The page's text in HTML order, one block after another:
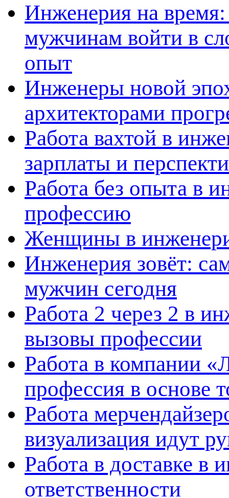
Инженерия на время:
мужчинам войти в
опыт
Инженеры новой
архитекторами
Работа вахтой в
зарплаты и
Работа без опыта в
профессию
Женщины в
Инженерия зовёт:
мужчин сегодня
Работа 2 через 2 в
вызовы профессии
Работа в компании
профессия в основе
Работа
визуализация идут
Работа в доставке в
ответственности